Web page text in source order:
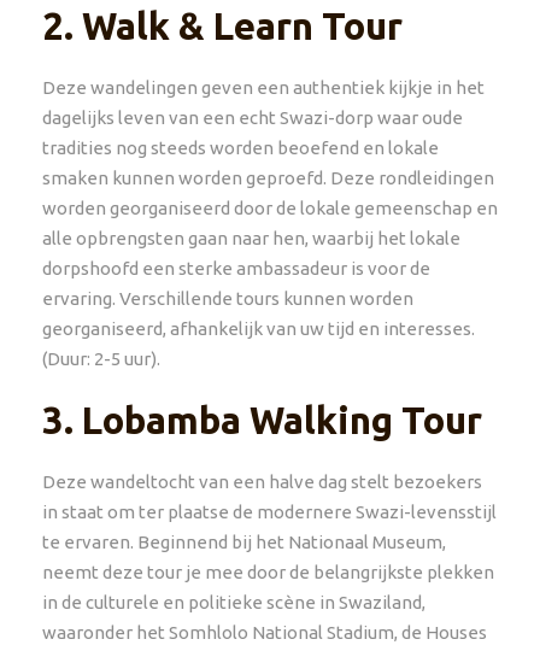
2. Walk & Learn Tour
Deze wandelingen geven een authentiek kijkje in het
dagelijks leven van een echt Swazi-dorp waar oude
tradities nog steeds worden beoefend en lokale
smaken kunnen worden geproefd. Deze rondleidingen
worden georganiseerd door de lokale gemeenschap en
alle opbrengsten gaan naar hen, waarbij het lokale
dorpshoofd een sterke ambassadeur is voor de
ervaring. Verschillende tours kunnen worden
georganiseerd, afhankelijk van uw tijd en interesses.
(Duur: 2-5 uur).
3. Lobamba Walking Tour
Deze wandeltocht van een halve dag stelt bezoekers
in staat om ter plaatse de modernere Swazi-levensstijl
te ervaren. Beginnend bij het Nationaal Museum,
neemt deze tour je mee door de belangrijkste plekken
in de culturele en politieke scène in Swaziland,
waaronder het Somhlolo National Stadium, de Houses